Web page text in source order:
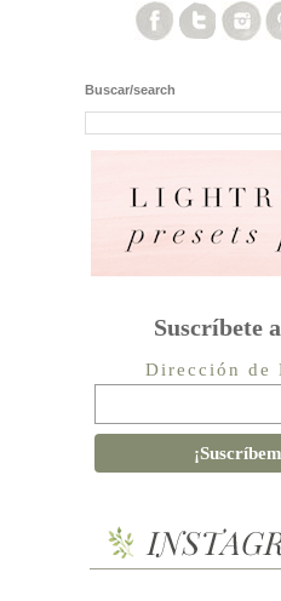
Buscar/search
Suscríbete
Dirección de